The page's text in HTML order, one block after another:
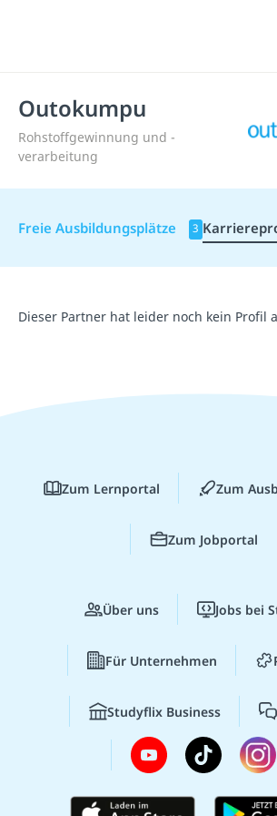
Outokumpu
Rohstoffgewinnung und -
verarbeitung
Freie Ausbildungsplätze 3
Dieser Partner hat leider noch kein Profil
Zum Lernportal Zum
Zum Jobportal
Über uns Jobs bei
Für Unternehmen
Studyflix Business